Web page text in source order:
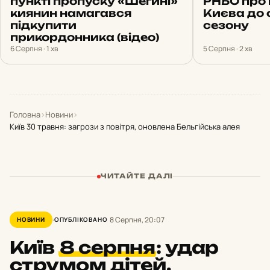
киянин намагався
підкупити
прикордонника (відео)
6 Серпня · 1 хв
Києва до
сезону
5 Серпня · 2 хв
Головна›Новини›
Київ 30 травня: загрози з повітря, оновлена Бельгійська алея
ЧИТАЙТЕ ДАЛІ
НОВИНИ ОПУБЛІКОВАНО 8 Серпня, 20:07
Київ8 серпня: удар
струмом дітей,